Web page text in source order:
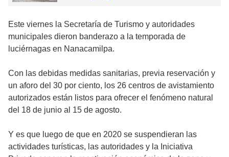
Este viernes la Secretaría de Turismo y autoridades
municipales dieron banderazo a la temporada de
luciérnagas en Nanacamilpa.
Con las debidas medidas sanitarias, previa reservación y
un aforo del 30 por ciento, los 26 centros de avistamiento
autorizados están listos para ofrecer el fenómeno natural
del 18 de junio al 15 de agosto.
Y es que luego de que en 2020 se suspendieran las
actividades turísticas, las autoridades y la Iniciativa